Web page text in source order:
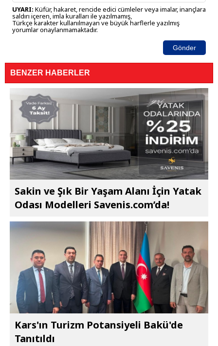
UYARI: Küfür, hakaret, rencide edici cümleler veya imalar, inançlara
saldırı içeren, imla kuralları ile yazılmamış,
Türkçe karakter kullanılmayan ve büyük harflerle yazılmış
yorumlar onaylanmamaktadır.
Gönder
BENZER HABERLER
Sakin ve Şık Bir Yaşam Alanı İçin Yatak
Odası Modelleri Savenis.com’da!
Kars'ın Turizm Potansiyeli Bakü'de
Tanıtıldı